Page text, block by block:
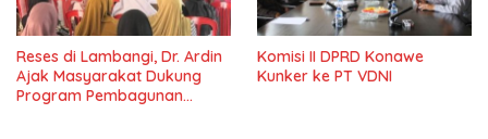
Reses di Lambangi, Dr. Ardin
Ajak Masyarakat Dukung
Program Pembagunan
Komisi II DPRD Konawe
Kunker ke PT VDNI